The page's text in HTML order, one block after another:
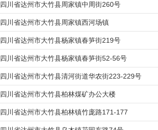
四川省达州市大竹县周家镇中周街260号
四川省达州市大竹县周家镇西河场镇
四川省达州市大竹县杨家镇春笋街219号
四川省达州市大竹县杨家镇春笋街52-56号
四川省达州市大竹县清河街道华农街223-229号
四川省达州市大竹县柏林煤矿办公大楼
四川省达州市大竹县柏林镇竹庞路171-177